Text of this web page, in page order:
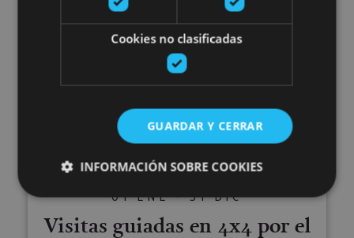
Visitas guiadas en 4x4 por el
01 ENE - 31 DIC
Visitas guiadas en 4x4 por el
Cookies no clasificadas
GUARDAR Y CERRAR
INFORMACIÓN SOBRE COOKIES
Cookies estrictamente necesarias